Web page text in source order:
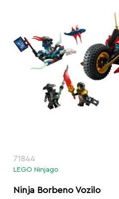
71844
LEGO Ninjago
Ninja Borbeno Vozilo